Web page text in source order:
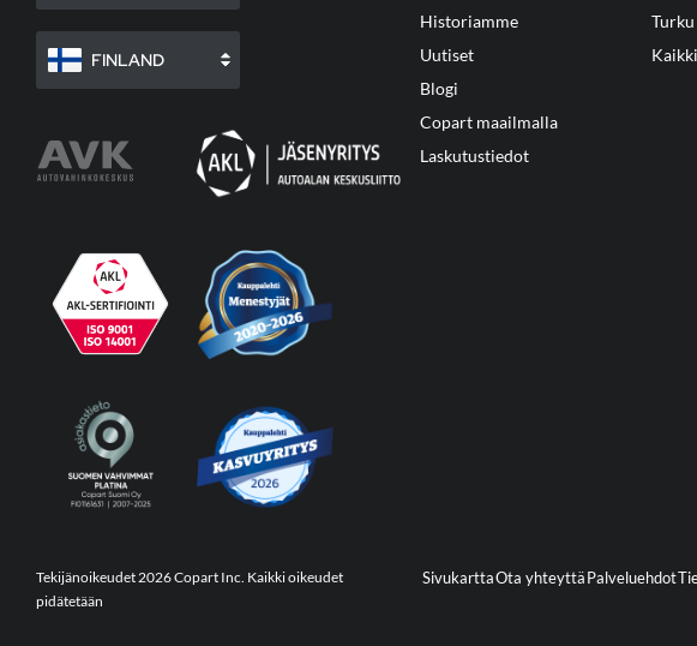
FINLAND
Historiamme
Uutiset
Blogi
Copart maailmalla
Laskutustiedot
Turku
Tekijänoikeudet 2026 Copart Inc. Kaikki oikeudet
pidätetään
SivukarttaOta yhteyttäPalveluehdot